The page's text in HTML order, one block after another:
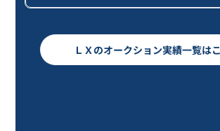
ＬＸのオークション実績一覧は